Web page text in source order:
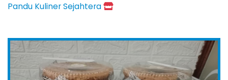
Pandu Kuliner Sejahtera